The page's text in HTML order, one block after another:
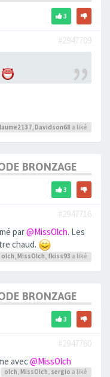
3
#2947709
Davidson68 a liké
BRONZAGE
3
#2947716
par@MissOlch. Les
chaud.
olch, MissOlch, fkiss93 a liké
BRONZAGE
3
#2947760
avec@MissOlch
olch, MissOlch, sergio a liké